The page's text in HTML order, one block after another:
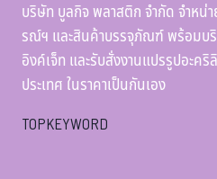
บริษัท บูลกิจ พลาสติก จำกัด จำหน่
รณ์ฯ และสินค้าบรรจุภัณฑ์ พร้อมบ
อิงค์เจ็ท และรับสั่งงานแปรรูปอะค
ประเทศ ในราคาเป็นกันเอง
TOPKEYWORD